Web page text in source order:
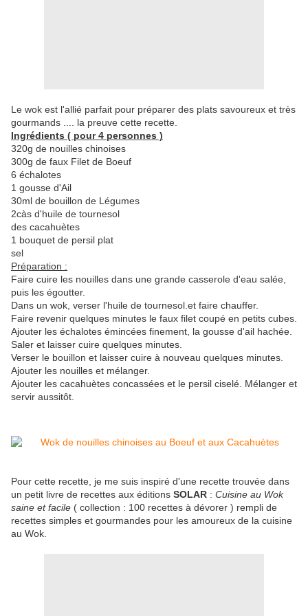
Le wok est l'allié parfait pour préparer des plats savoureux et très
gourmands .... la preuve cette recette.
Ingrédients ( pour 4 personnes )
320g de nouilles chinoises
300g de faux Filet de Boeuf
6 échalotes
1 gousse d'Ail
30ml de bouillon de Légumes
2càs d'huile de tournesol
des cacahuètes
1 bouquet de persil plat
sel
Préparation :
Faire cuire les nouilles dans une grande casserole d'eau salée,
puis les égoutter.
Dans un wok, verser l'huile de tournesol.et faire chauffer.
Faire revenir quelques minutes le faux filet coupé en petits cubes.
Ajouter les échalotes émincées finement, la gousse d'ail hachée.
Saler et laisser cuire quelques minutes.
Verser le bouillon et laisser cuire à nouveau quelques minutes.
Ajouter les nouilles et mélanger.
Ajouter les cacahuètes concassées et le persil ciselé. Mélanger et
servir aussitôt.
Pour cette recette, je me suis inspiré d'une recette trouvée dans
un petit livre de recettes aux éditions SOLAR : Cuisine au Wok
saine et facile ( collection : 100 recettes à dévorer ) rempli de
recettes simples et gourmandes pour les amoureux de la cuisine
au Wok.